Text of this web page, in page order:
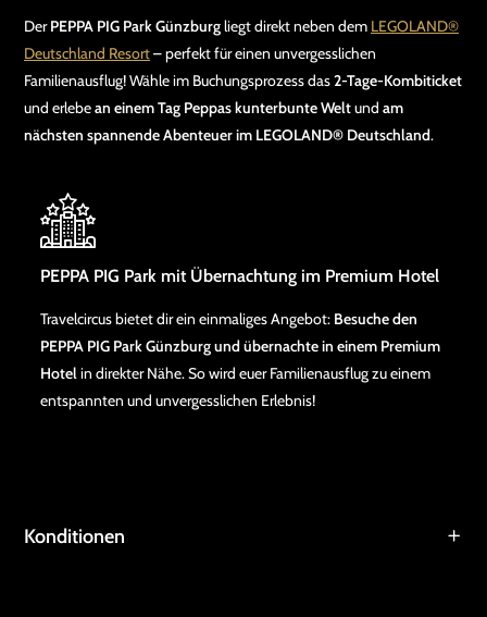
DerPEPPA PIG Park Günzburgliegt direkt neben dem LEGOLAND®
Deutschland Resort– perfekt für einen unvergesslichen
Familienausflug! Wähle im Buchungsprozess das2-Tage-Kombiticket
und erlebean einem Tag Peppas kunterbunte Weltund am
nächsten spannende Abenteuer im LEGOLAND® Deutschland.
PEPPA PIG Park mit Übernachtung im Premium Hotel
Travelcircus bietet dir ein einmaliges Angebot: Besuche den
PEPPA PIG Park Günzburg und übernachte in einem Premium
Hotelin direkter Nähe. So wird euer Familienausflug zu einem
entspannten und unvergesslichen Erlebnis!
Konditionen